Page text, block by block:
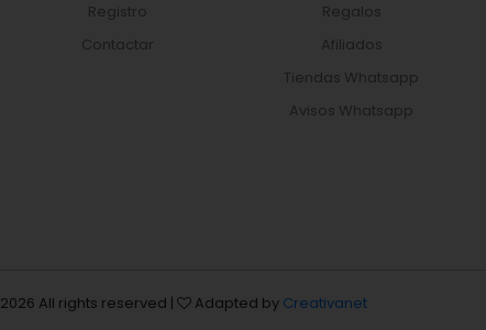
Registro
Contactar
Regalos
Afiliados
Tiendas Whatsapp
Avisos Whatsapp
2026 All rights reserved | Adapted by Creativanet